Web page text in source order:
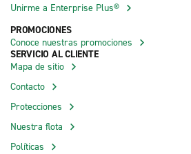
Unirme a Enterprise Plus®
PROMOCIONES
Conoce nuestras promociones
SERVICIO AL CLIENTE
Mapa de sitio
Contacto
Protecciones
Nuestra flota
Políticas